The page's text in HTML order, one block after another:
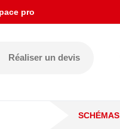
pro
Réaliser un devis
SCHÉMAS